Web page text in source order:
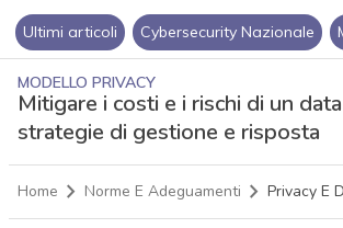
Ultimi articoli Cybersecurity Nazionale
MODELLO PRIVACY
Mitigare i costi e i rischi di un
strategie di gestione e risposta
Home Norme E Adeguamenti Privacy E